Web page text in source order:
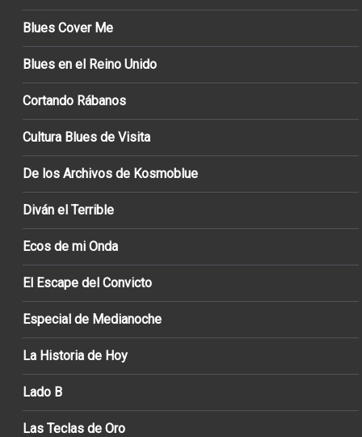
Blues Cover Me
Blues en el Reino Unido
Cortando Rábanos
Cultura Blues de Visita
De los Archivos de Kosmoblue
Diván el Terrible
Ecos de mi Onda
El Escape del Convicto
Especial de Medianoche
La Historia de Hoy
Lado B
Las Teclas de Oro